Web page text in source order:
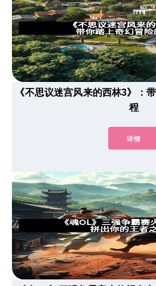
《不思议迷宫风来的西林3》：
程
详情